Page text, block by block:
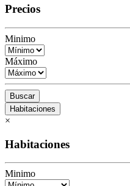
Precios
Minimo
Máximo
Buscar
Habitaciones
×
Habitaciones
Minimo